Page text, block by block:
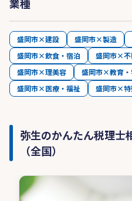
盛岡市×建設 盛岡市×製造
盛岡市×飲食・宿泊
盛岡市×不
盛岡市×理美容
盛岡市×教育・
盛岡市×医療・福祉
盛岡市×特
弥生のかんたん税理
（全国）